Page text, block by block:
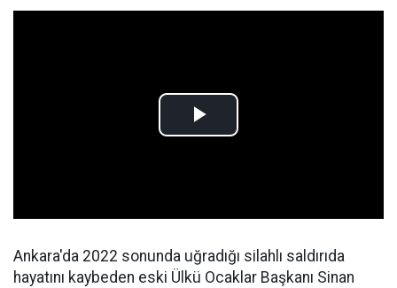
Ankara'da 2022 sonunda uğradığı silahlı saldırıda
hayatını kaybeden eski Ülkü Ocaklar Başkanı Sinan